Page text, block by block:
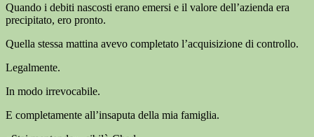
Quando i debiti nascosti erano emersi e il valore dell’azienda era
precipitato, ero pronto.
Quella stessa mattina avevo completato l’acquisizione di controllo.
Legalmente.
In modo irrevocabile.
E completamente all’insaputa della mia famiglia.